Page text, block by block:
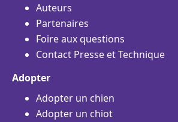
Auteurs
Partenaires
Foire aux questions
Contact Presse et Technique
Adopter
Adopter un chien
Adopter un chiot